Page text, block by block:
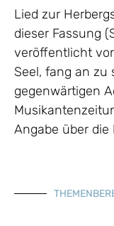
Lied zur
dieser Fassung
veröffentlicht
Seel, fang an zu
gegenwärtigen
Angabe über die